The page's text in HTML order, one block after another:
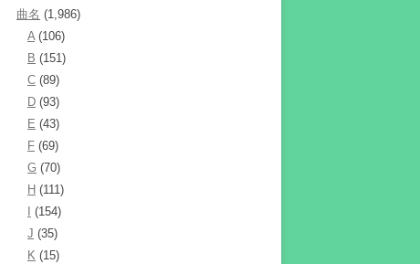
曲名 (1,986)
A(106)
B (151)
C (89)
D (93)
E (43)
F (69)
G (70)
H (111)
(154)
J (35)
K (15)